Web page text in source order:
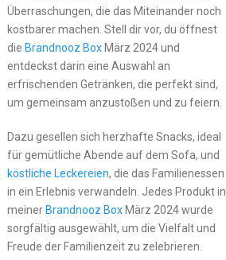
Überraschungen, die das Miteinander noch
kostbarer machen. Stell dir vor, du öffnest
die Brandnooz BoxMärz 2024 und
entdeckst darin eine Auswahl an
erfrischenden Getränken, die perfekt sind,
um gemeinsam anzustoßen und zu feiern.
Dazu gesellen sich herzhafte Snacks, ideal
für gemütliche Abende auf dem Sofa, und
köstliche Leckereien, die das Familienessen
in ein Erlebnis verwandeln. Jedes Produkt in
meinerBrandnooz BoxMärz 2024 wurde
sorgfältig ausgewählt, um die Vielfalt und
Freude der Familienzeit zu zelebrieren.